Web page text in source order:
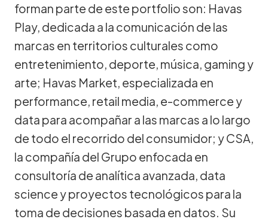
forman parte de este portfolio son: Havas
Play, dedicada a la comunicación de las
marcas en territorios culturales como
entretenimiento, deporte, música, gaming y
arte; Havas Market, especializada en
performance, retail media, e-commerce y
data para acompañar a las marcas a lo largo
de todo el recorrido del consumidor; y CSA,
la compañía del Grupo enfocada en
consultoría de analítica avanzada, data
science y proyectos tecnológicos para la
toma de decisiones basada en datos. Su